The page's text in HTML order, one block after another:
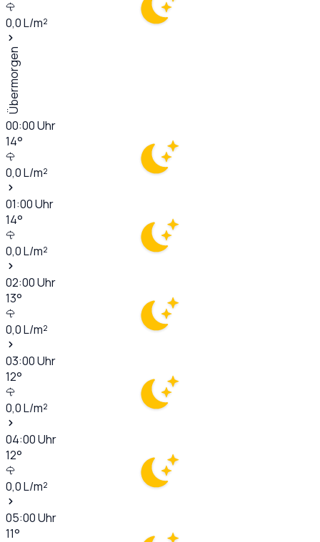
0,0L/m²
Übermorgen
00:00Uhr
14°
0,0L/m²
01:00Uhr
14°
0,0L/m²
02:00Uhr
13°
0,0L/m²
03:00Uhr
12°
0,0L/m²
04:00Uhr
12°
0,0L/m²
05:00Uhr
11°